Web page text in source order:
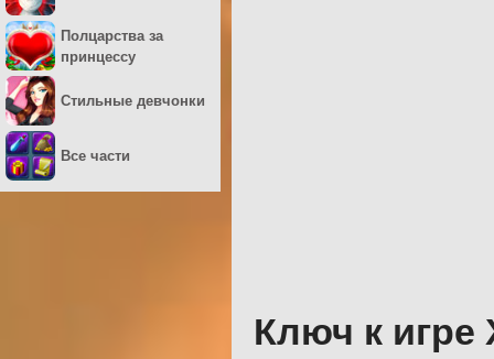
Ключ к игре
Полцарства за
принцессу
Стильные девчонки
Все части